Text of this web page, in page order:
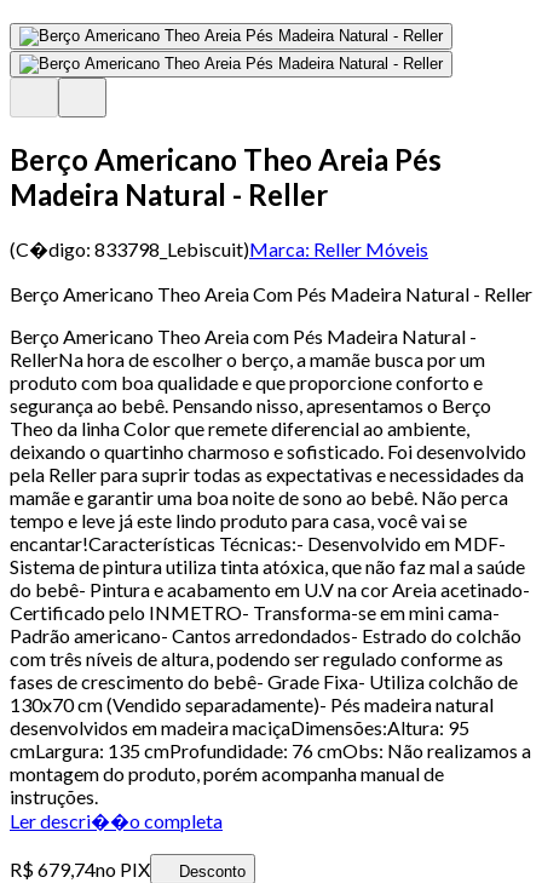
Berço Americano Theo Areia Pés
Madeira Natural - Reller
(C�digo: 833798_Lebiscuit)Marca: Reller Móveis
Berço Americano Theo Areia Com Pés Madeira Natural - Reller
Berço Americano Theo Areia com Pés Madeira Natural -
RellerNa hora de escolher o berço, a mamãe busca por um
produto com boa qualidade e que proporcione conforto e
segurança ao bebê. Pensando nisso, apresentamos o Berço
Theo da linha Color que remete diferencial ao ambiente,
deixando o quartinho charmoso e sofisticado. Foi desenvolvido
pela Reller para suprir todas as expectativas e necessidades da
mamãe e garantir uma boa noite de sono ao bebê. Não perca
tempo e leve já este lindo produto para casa, você vai se
encantar!Características Técnicas:- Desenvolvido em MDF-
Sistema de pintura utiliza tinta atóxica, que não faz mal a saúde
do bebê- Pintura e acabamento em U.V na cor Areia acetinado-
Certificado pelo INMETRO- Transforma-se em mini cama-
Padrão americano- Cantos arredondados- Estrado do colchão
com três níveis de altura, podendo ser regulado conforme as
fases de crescimento do bebê- Grade Fixa- Utiliza colchão de
130x70 cm (Vendido separadamente)- Pés madeira natural
desenvolvidos em madeira maciçaDimensões:Altura: 95
cmLargura: 135 cmProfundidade: 76 cmObs: Não realizamos a
montagem do produto, porém acompanha manual de
instruções.
Ler descri��o completa
R$ 679,74no PIX Desconto